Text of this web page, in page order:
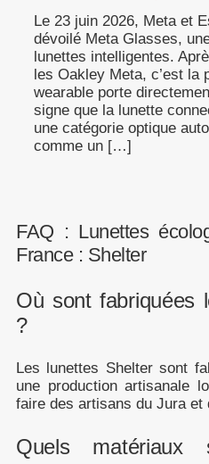
Le 23 juin 2026, Meta et
dévoilé Meta Glasses,
lunettes intelligentes.
les Oakley Meta, c’est la
wearable porte
signe que la lunette
une catégorie optique
comme un […]
FAQ : Lunettes
France : Shelter
Où sont fabriquées
?
Les lunettes Shelter sont
une production artisanale
faire des artisans du Jura et
Quels matériaux